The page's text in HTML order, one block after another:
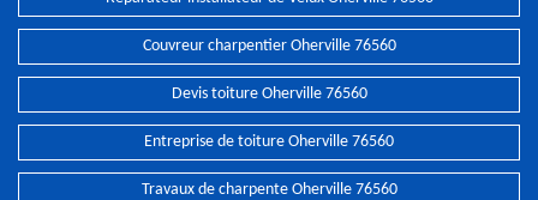
Couvreur charpentier Oherville 76560
Devis toiture Oherville 76560
Entreprise de toiture Oherville 76560
Travaux de charpente Oherville 76560